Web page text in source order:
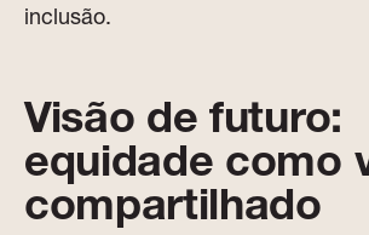
inclusão.
Visão de futuro:
equidade como
compartilhado